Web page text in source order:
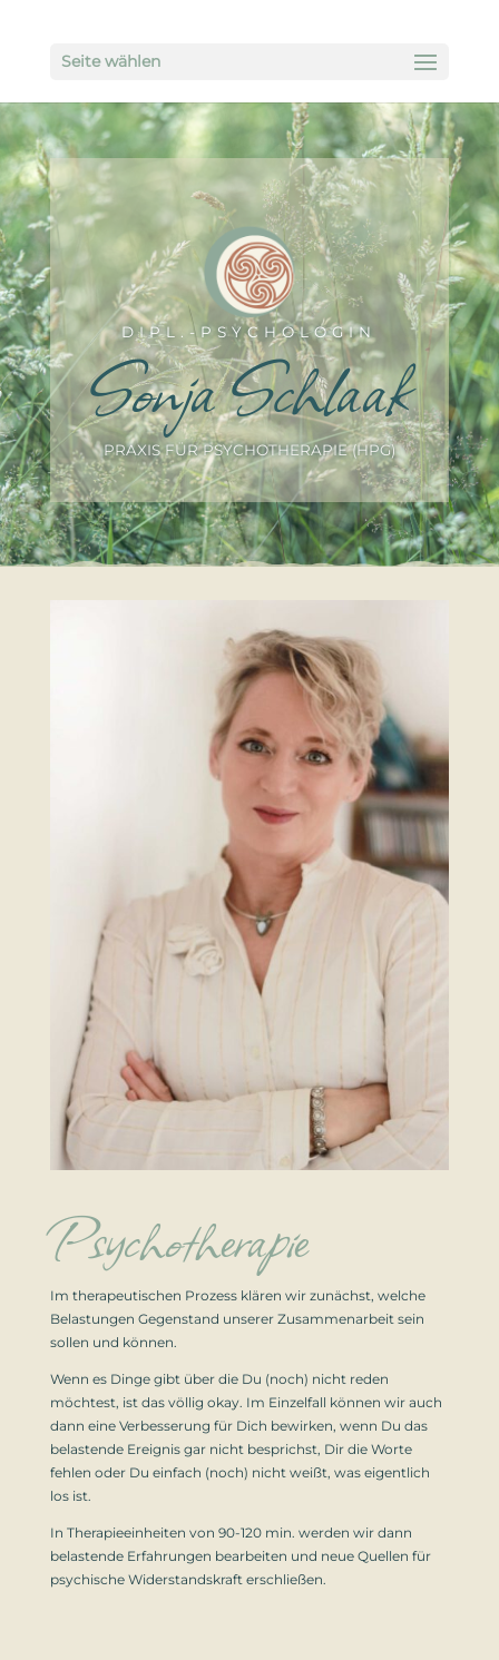
Seite wählen
DIPL.-PSYCHOLOGIN
Sonja Schlaak
PRAXIS FÜR PSYCHOTHERAPIE (HPG)
Psychotherapie
Im therapeutischen Prozess klären wir zunächst, welche
Belastungen Gegenstand unserer Zusammenarbeit sein
sollen und können.
Wenn es Dinge gibt über die Du (noch) nicht reden
möchtest, ist das völlig okay. Im Einzelfall können wir auch
dann eine Verbesserung für Dich bewirken, wenn Du das
belastende Ereignis gar nicht besprichst, Dir die Worte
fehlen oder Du einfach (noch) nicht weißt, was eigentlich
los ist.
In Therapieeinheiten von 90-120 min. werden wir dann
belastende Erfahrungen bearbeiten und neue Quellen für
psychische Widerstandskraft erschließen.